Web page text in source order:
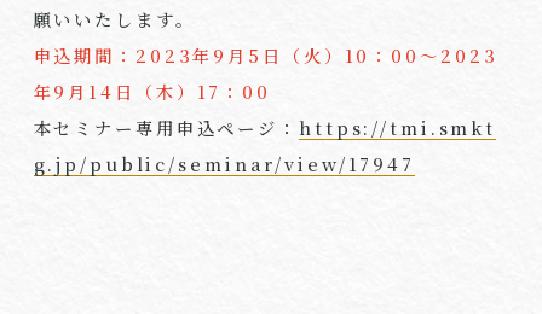
願いいたします。
申込期間：2023年9 月 5 日（火） 10 ： 00 ～2023
年9 月 14 日（木） 17 ： 00
本セミナー専用申込ページ： https://tmi.smkt
g.jp/public/seminar/view/17947